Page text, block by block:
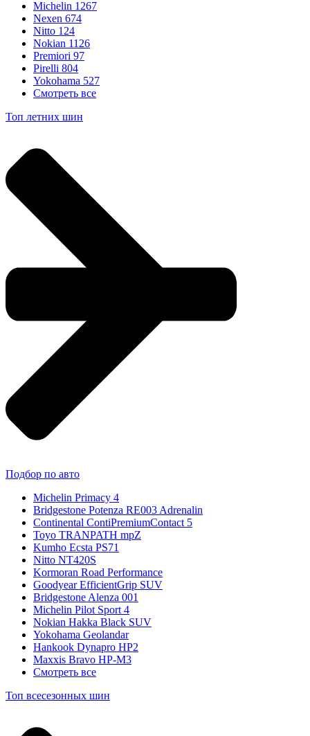
Michelin 1267
Nexen 674
Nitto 124
Nokian 1126
Premiori 97
Pirelli 804
Yokohama 527
Смотреть все
Топ летних шин
Подбор по авто
Michelin Primacy 4
Bridgestone Potenza RE003 Adrenalin
Continental ContiPremiumContact 5
Toyo TRANPATH mpZ
Kumho Ecsta PS71
Nitto NT420S
Kormoran Road Performance
Goodyear EfficientGrip SUV
Bridgestone Alenza 001
Michelin Pilot Sport 4
Nokian Hakka Black SUV
Yokohama Geolandar
Hankook Dynapro HP2
Maxxis Bravo HP-M3
Смотреть все
Топ всесезонных шин